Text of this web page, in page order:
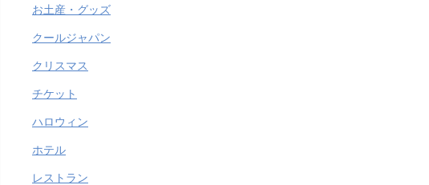
お土産・グッズ
クールジャパン
クリスマス
チケット
ハロウィン
ホテル
レストラン